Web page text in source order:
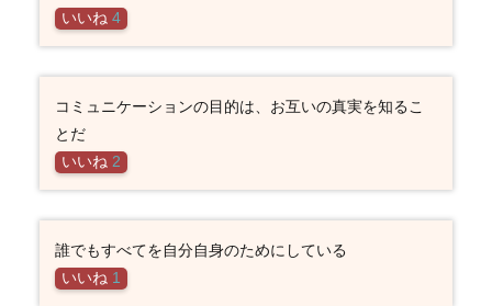
いいね 4
コミュニケーションの目的は、お互いの真実を知るこ
とだ
いいね 2
誰でもすべてを自分自身のためにしている
いいね 1